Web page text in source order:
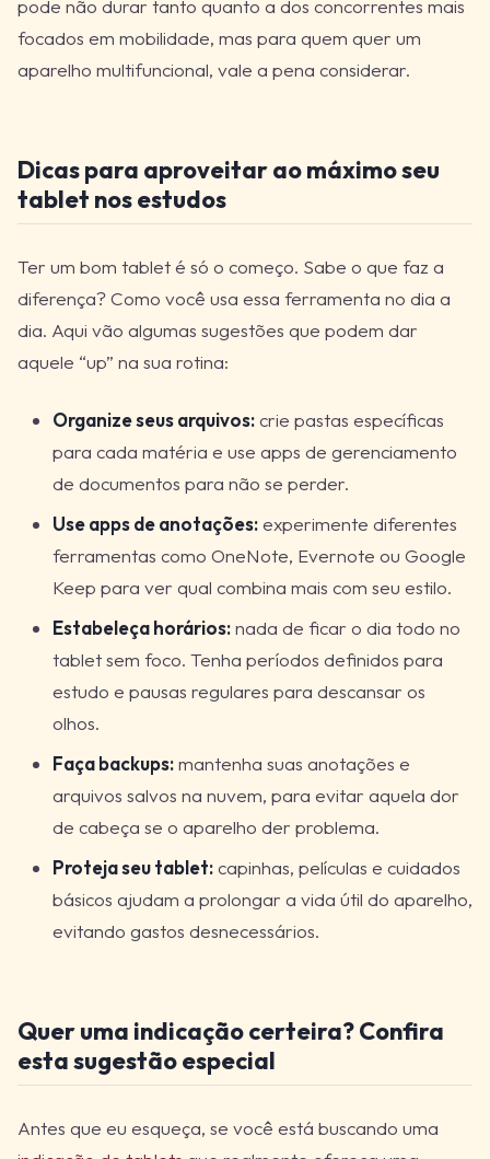
pode não durar tanto quanto a dos concorrentes mais
focados em mobilidade, mas para quem quer um
aparelho multifuncional, vale a pena considerar.
Dicas para aproveitar ao máximo seu
tablet nos estudos
Ter um bom tablet é só o começo. Sabe o que faz a
diferença? Como você usa essa ferramenta no dia a
dia. Aqui vão algumas sugestões que podem dar
aquele “up” na sua rotina:
Organize seus arquivos:crie pastas específicas
para cada matéria e use apps de gerenciamento
de documentos para não se perder.
Use apps de anotações:experimente diferentes
ferramentas como OneNote, Evernote ou Google
Keep para ver qual combina mais com seu estilo.
Estabeleça horários:nada de ficar o dia todo no
tablet sem foco. Tenha períodos definidos para
estudo e pausas regulares para descansar os
olhos.
Faça backups:mantenha suas anotações e
arquivos salvos na nuvem, para evitar aquela dor
de cabeça se o aparelho der problema.
Proteja seu tablet:capinhas, películas e cuidados
básicos ajudam a prolongar a vida útil do aparelho,
evitando gastos desnecessários.
Quer uma indicação certeira? Confira
esta sugestão especial
Antes que eu esqueça, se você está buscando uma